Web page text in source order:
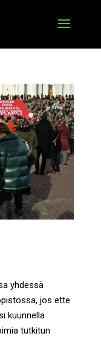
yhdessä
jos ette
kuunnella
tutkitun